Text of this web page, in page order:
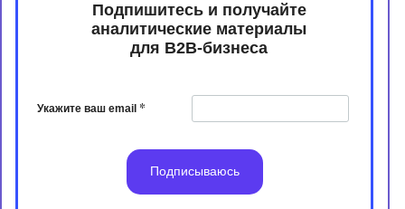
Подпишитесь и получайте
аналитические материалы
​​​​​​​для B2B-бизнеса
Укажите ваш email *
Подписываюсь